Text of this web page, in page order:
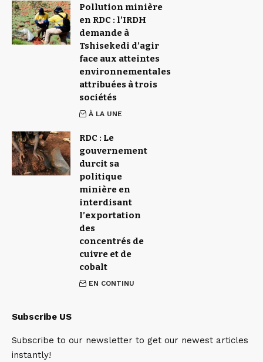
Pollution minière
en RDC : l’IRDH
demande à
Tshisekedi d’agir
face aux atteintes
environnementales
attribuées à trois
sociétés
À LA UNE
RDC : Le
gouvernement
durcit sa
politique
minière en
interdisant
l’exportation
des
concentrés de
cuivre et de
cobalt
EN CONTINU
Subscribe US
Subscribe to our newsletter to get our newest articles
instantly!